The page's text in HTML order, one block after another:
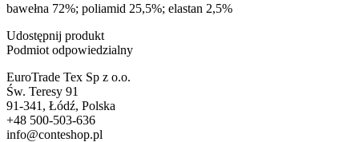
bawełna 72%; poliamid 25,5%; elastan 2,5%
Udostępnij produkt
Podmiot odpowiedzialny
EuroTrade Tex Sp z o.o.
Św. Teresy 91
91-341, Łódź, Polska
+48 500-503-636
info@conteshop.pl